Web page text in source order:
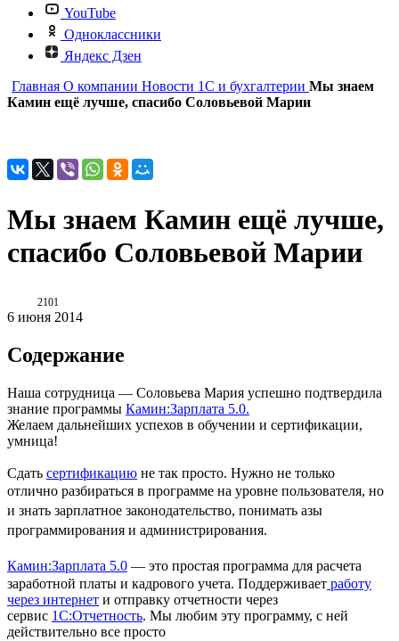
YouTube
Одноклассники
Яндекс Дзен
Главная О компании Новости 1С и бухгалтерии Мы знаем
Камин ещё лучше, спасибо Соловьевой Марии
Мы знаем Камин ещё лучше,
спасибо Соловьевой Марии
2101
6 июня 2014
Содержание
Наша сотрудница — Соловьева Мария успешно подтвердила
знание программы Камин:Зарплата 5.0.
Желаем дальнейших успехов в обучении и сертификации,
умница!
Сдать сертификацию не так просто. Нужно не только
отлично разбираться в программе на уровне пользователя, но
и знать зарплатное законодательство, понимать азы
программирования и администрирования.
Камин:Зарплата 5.0 — это простая программа для расчета
заработной платы и кадрового учета. Поддерживает работу
через интернет и отправку отчетности через
сервис 1С:Отчетность. Мы любим эту программу, с ней
действительно все просто